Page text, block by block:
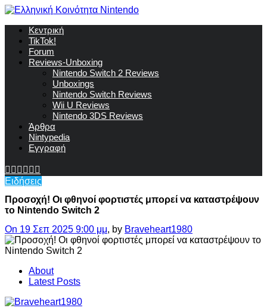
Κεντρική
TikTok!
Forum
Reviews-Unboxing
Nintendo Switch 2 Reviews
Unboxings
Nintendo Switch Reviews
Wii U Reviews
Nintendo 3DS Reviews
Άρθρα
Nintypedia
Εγγραφή
Ειδήσεις
Προσοχή! Οι φθηνοί φορτιστές μπορεί να καταστρέψουν
το Nintendo Switch 2
On 19 Σεπ 2025 9:00 μμ, by Braveheart1980
About
Latest Posts